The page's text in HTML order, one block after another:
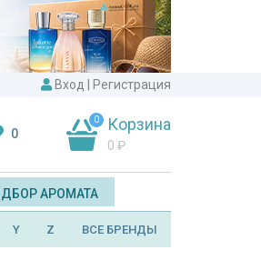
Вход Регистрация
0
0 Корзина
0 ₽
АРОМАТА
Y Z ВСЕ БРЕНДЫ